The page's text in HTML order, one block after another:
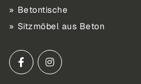
Betontische
Sitzmöbel aus Beton